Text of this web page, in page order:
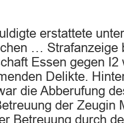
erstattete
… Strafanzeige
Essen gegen I2
Delikte.
die Abberufung
der Zeugin
Betreuung durch